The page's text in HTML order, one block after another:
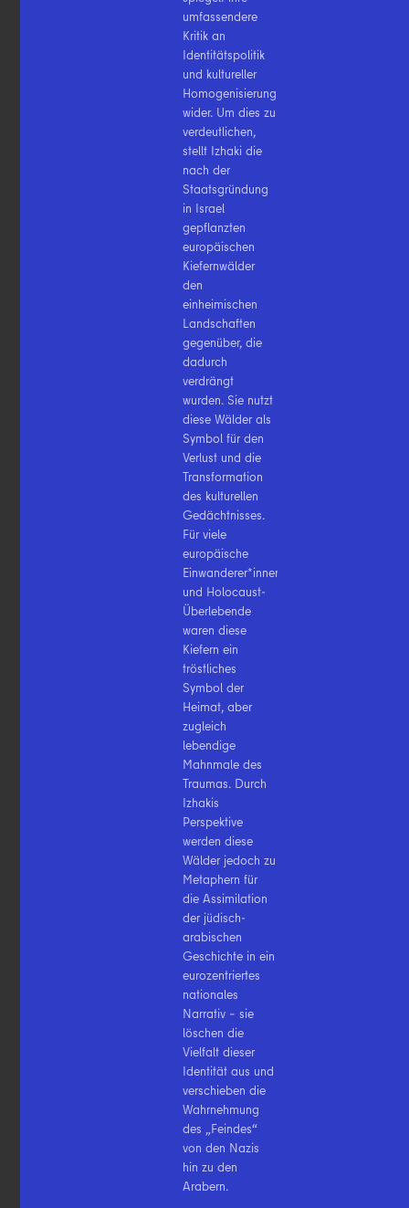
umfassendere
Kritik an
Identitätspolitik
und kultureller
Homogenisierung
wider. Um dies zu
verdeutlichen,
stellt Izhaki die
nach der
Staatsgründung
in Israel
gepflanzten
europäischen
Kiefernwälder
den
einheimischen
Landschaften
gegenüber, die
dadurch
verdrängt
wurden. Sie nutzt
diese Wälder als
Symbol für den
Verlust und die
Transformation
des kulturellen
Gedächtnisses.
Für viele
europäische
Einwanderer*innen
und Holocaust-
Überlebende
waren diese
Kiefern ein
tröstliches
Symbol der
Heimat, aber
zugleich
lebendige
Mahnmale des
Traumas. Durch
Izhakis
Perspektive
werden diese
Wälder jedoch zu
Metaphern für
die Assimilation
der jüdisch-
arabischen
Geschichte in ein
eurozentriertes
nationales
Narrativ – sie
löschen die
Vielfalt dieser
Identität aus und
verschieben die
Wahrnehmung
des „Feindes“
von den Nazis
hin zu den
Arabern.